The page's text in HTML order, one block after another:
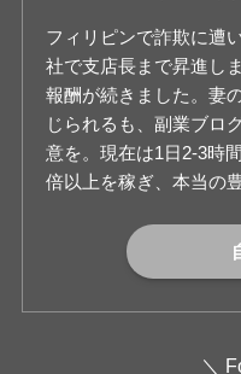
フィリピンで詐欺に遭
社で支店長まで昇進し
報酬が続きました。妻
じられるも、副業ブロ
意を。現在は1日2-3時
倍以上を稼ぎ、本当の
＼